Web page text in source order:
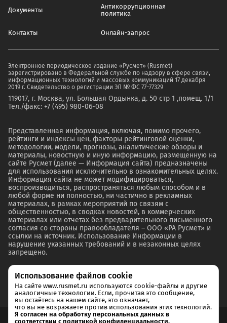
Документы
Антикоррупционная
политика
Контакты Онлайн-запрос
Электронное периодическое издание «Русмет» (Rusmet)
зарегистрировано в Федеральной службе по надзору в сфере связи,
информационных технологий и массовых коммуникаций 17 декабря
2019 г. Свидетельство о регистрации ЭЛ № ФС 77–77329
119017, г. Москва, ул. Большая Ордынка, д. 50 стр 1 ,помещ. 1/1
Тел./факс: +7 (495) 980-06-08
Представленная информация, включая, помимо прочего,
рейтинги и индексы цен, факторы рейтинговой оценки,
методологии, модели, прогнозы, аналитические обзоры и
материалы, новостную и иную информацию, размещенную на
сайте Русмет (далее — Информация сайта) предназначены
для использования исключительно в ознакомительных целях.
Информация сайта не может модифицироваться,
воспроизводиться, распространяться любым способом и в
любой форме ни полностью, ни частично в рекламных
материалах, в рамках мероприятий по связям с
общественностью, в сводках новостей, в коммерческих
материалах или отчетах без предварительного письменного
согласия со стороны правообладателя – ООО «РА Русмет» и
ссылки на источник. Использование Информации в
нарушение указанных требований и в незаконных целях
запрещено.
Использование файлов cookie
На сайте www.rusmet.ru используются cookie-файлы и другие
аналогичные технологии. Если, прочитав это сообщение,
вы остаётесь на нашем сайте, это означает,
что вы не возражаете против использования этих технологий.
Я согласен на обработку персональных данных в
соответствии с политикой конфиденциальности.